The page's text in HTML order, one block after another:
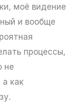
моё видение
и вообще
процессы,
не
а как